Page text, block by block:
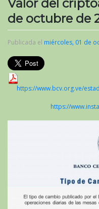
Valor del
de octubre de
Publicada el miércoles, 01 de
https://www.bcv.org.ve/
https://